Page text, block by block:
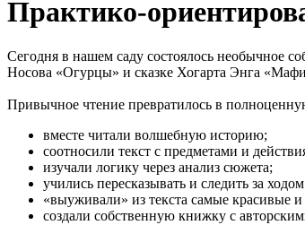
Практико-
Сегодня в нашем саду состоялось необычное
Носова «Огурцы» и сказке Хогарта Энга
Привычное чтение превратилось в
вместе читали волшебную историю;
соотносили текст с предметами и
изучали логику через анализ сюжета;
учились пересказывать и следить за
«выуживали» из текста самые красивые
создали собственную книжку с